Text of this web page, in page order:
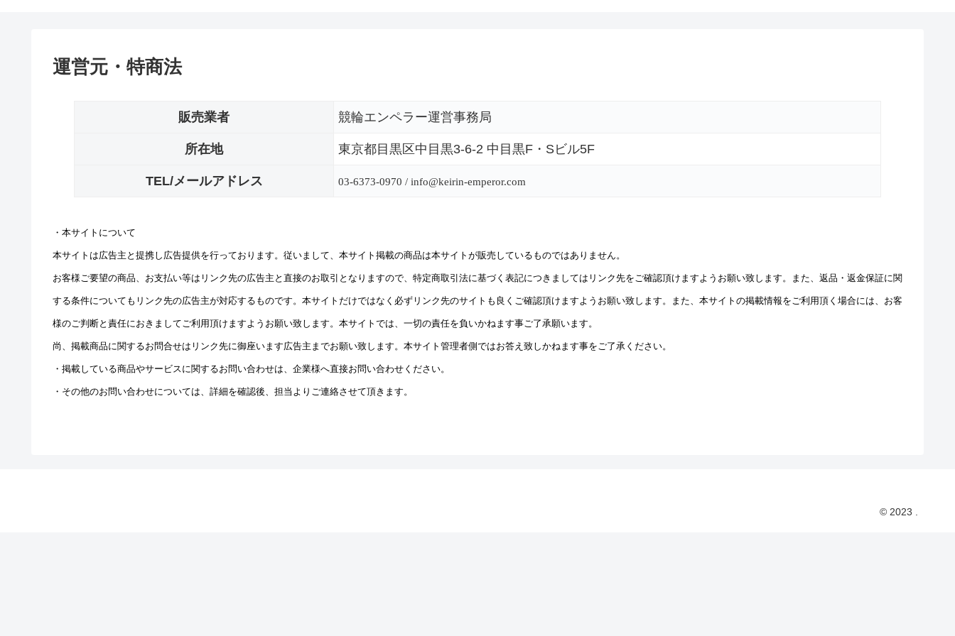
運営元・特商法
販売業者 競輪エンペラー運営事務局
所在地 東京都目黒区中目黒3-6-2 中目黒F・Sビル5F
TEL/メールアドレス 03-6373-0970 / info@keirin-emperor.com
・本サイトについて
本サイトは広告主と提携し広告提供を行っております。従いまして、本サイト掲載の商品は本サイトが販売しているものではありません。
お客様ご要望の商品、お支払い等はリンク先の広告主と直接のお取引となりますので、特定商取引法に基づく表記につきましてはリンク先をご確認頂けますようお願い致します。また、返品・返金保証に関
する条件についてもリンク先の広告主が対応するものです。本サイトだけではなく必ずリンク先のサイトも良くご確認頂けますようお願い致します。また、本サイトの掲載情報をご利用頂く場合には、お客
様のご判断と責任におきましてご利用頂けますようお願い致します。本サイトでは、一切の責任を負いかねます事ご了承願います。
尚、掲載商品に関するお問合せはリンク先に御座います広告主までお願い致します。本サイト管理者側ではお答え致しかねます事をご了承ください。
・掲載している商品やサービスに関するお問い合わせは、企業様へ直接お問い合わせください。
・その他のお問い合わせについては、詳細を確認後、担当よりご連絡させて頂きます。
© 2023 .